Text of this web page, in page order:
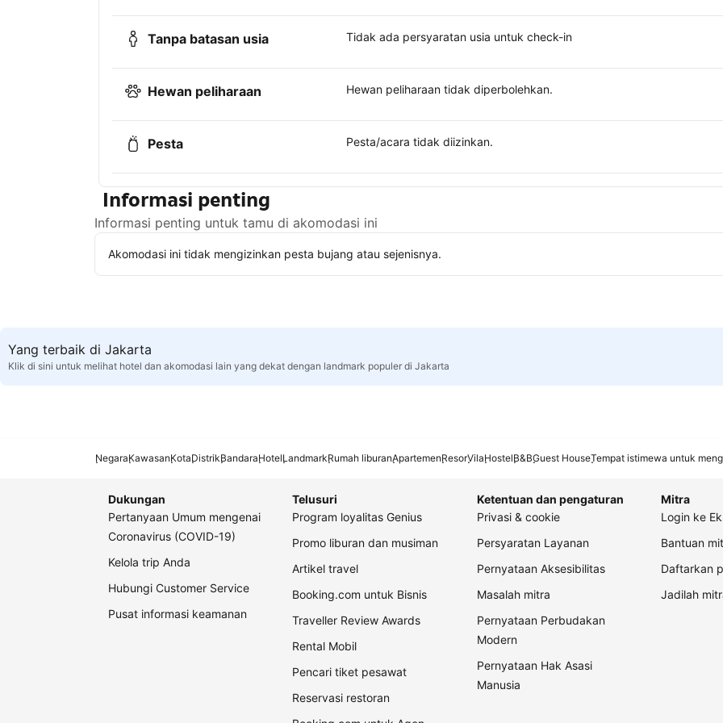
Tanpa batasan usia Tidak ada persyaratan usia untuk check-in
Hewan peliharaan Hewan peliharaan tidak diperbolehkan.
Pesta Pesta/acara tidak diizinkan.
Informasi penting
Informasi penting untuk tamu di akomodasi ini
Akomodasi ini tidak mengizinkan pesta bujang atau sejenisnya.
Yang terbaik di Jakarta
Klik di sini untuk melihat hotel dan akomodasi lain yang dekat dengan landmark populer di Jakarta
NegaraKawasanKotaDistrikBandaraHotelLandmarkRumah liburanApartemenResorVilaHostelB&BGuest HouseTempat istimewa untuk
Dukungan
Pertanyaan Umum mengenai
Coronavirus (COVID-19)
Kelola trip Anda
Hubungi Customer Service
Pusat informasi keamanan
Telusuri
Program loyalitas Genius
Promo liburan dan musiman
Artikel travel
Booking.com untuk Bisnis
Traveller Review Awards
Rental Mobil
Pencari tiket pesawat
Reservasi restoran
Ketentuan dan pengaturan
Privasi & cookie
Persyaratan Layanan
Pernyataan Aksesibilitas
Masalah mitra
Pernyataan Perbudakan
Modern
Pernyataan Hak Asasi
Manusia
Mitra
Login ke
Bantuan
Daftarkan
Jadilah